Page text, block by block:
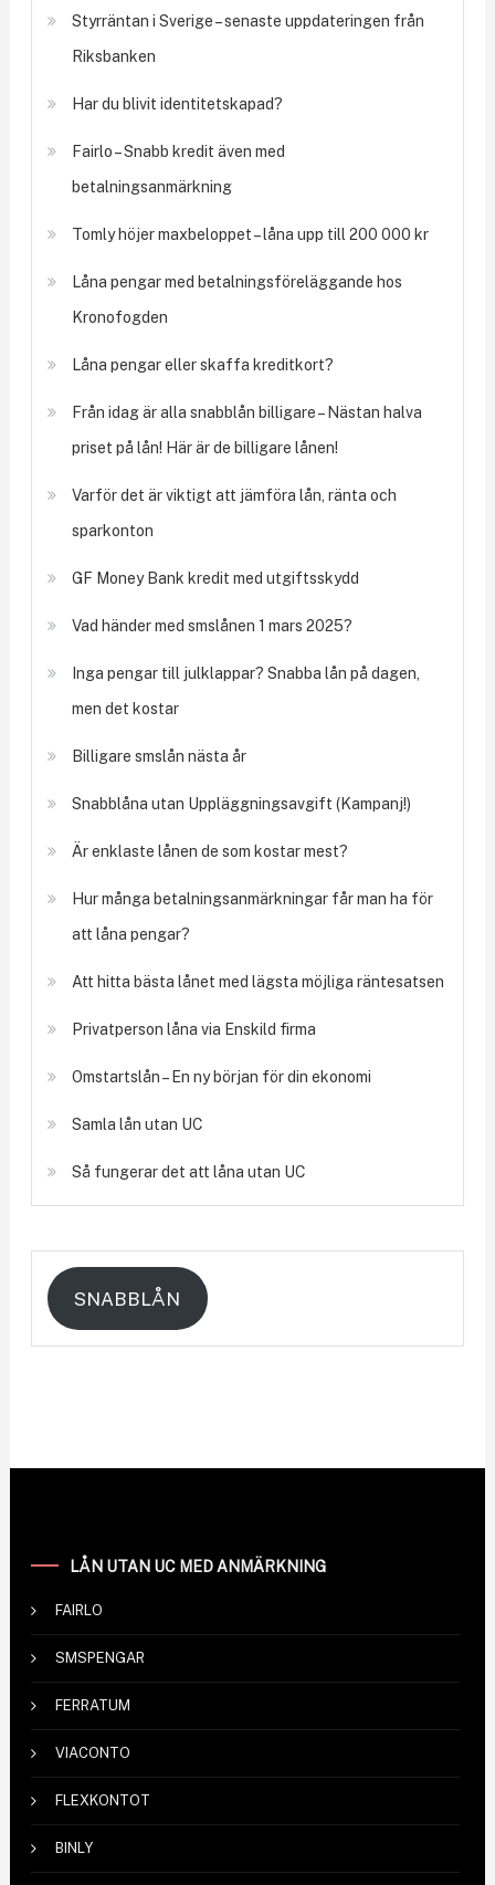
Styrräntan i Sverige – senaste uppdateringen från
Riksbanken
Har du blivit identitetskapad?
Fairlo – Snabb kredit även med
betalningsanmärkning
Tomly höjer maxbeloppet – låna upp till 200 000 kr
Låna pengar med betalningsföreläggande hos
Kronofogden
Låna pengar eller skaffa kreditkort?
Från idag är alla snabblån billigare – Nästan halva
priset på lån! Här är de billigare lånen!
Varför det är viktigt att jämföra lån, ränta och
sparkonton
GF Money Bank kredit med utgiftsskydd
Vad händer med smslånen 1 mars 2025?
Inga pengar till julklappar? Snabba lån på dagen,
men det kostar
Billigare smslån nästa år
Snabblåna utan Uppläggningsavgift (Kampanj!)
Är enklaste lånen de som kostar mest?
Hur många betalningsanmärkningar får man ha för
att låna pengar?
Att hitta bästa lånet med lägsta möjliga räntesatsen
Privatperson låna via Enskild firma
Omstartslån – En ny början för din ekonomi
Samla lån utan UC
Så fungerar det att låna utan UC
SNABBLÅN
LÅN UTAN UC MED ANMÄRKNING
FAIRLO
SMSPENGAR
FERRATUM
VIACONTO
FLEXKONTOT
BINLY